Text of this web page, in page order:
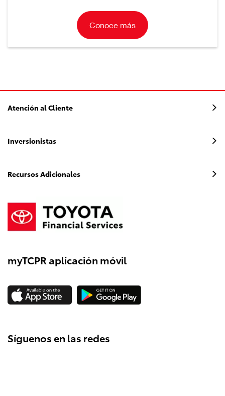
Conoce más
myTCPR aplicación móvil
Síguenos en las redes
Atención al Cliente
Inversionistas
Recursos Adicionales